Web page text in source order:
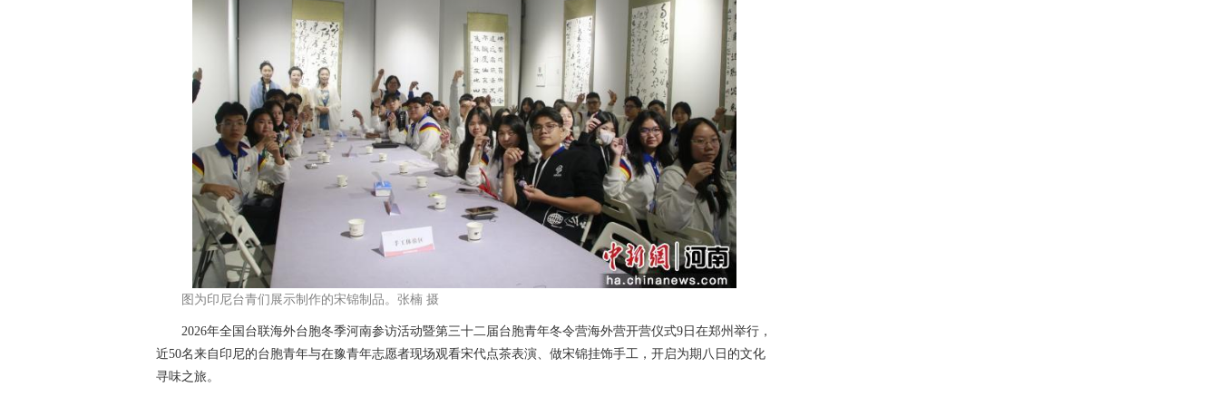
图为印尼台青们展示制作的宋锦制品。张楠 摄
2026年全国台联海外台胞冬季河南参访活动暨第三十二届台胞青年冬令营海外营开营仪式9日在郑州举行，
近50名来自印尼的台胞青年与在豫青年志愿者现场观看宋代点茶表演、做宋锦挂饰手工，开启为期八日的文化
寻味之旅。